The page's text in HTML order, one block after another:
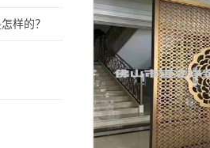
样的？